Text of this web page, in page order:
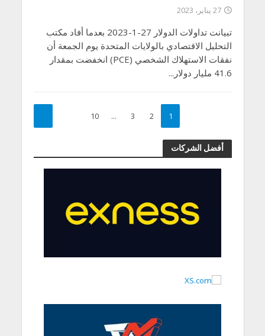
27 يناير، 2023
تبيانت تداولات الدولار 27-1-2023 بعدما أفاد مكتب
التحليل الاقتصادي بالولايات المتحدة يوم الجمعة أن
نفقات الاستهلاك الشخصي (PCE) انخفضت بمقدار
41.6 مليار دولار...
1
2
3
…
10
أفضل الشركات